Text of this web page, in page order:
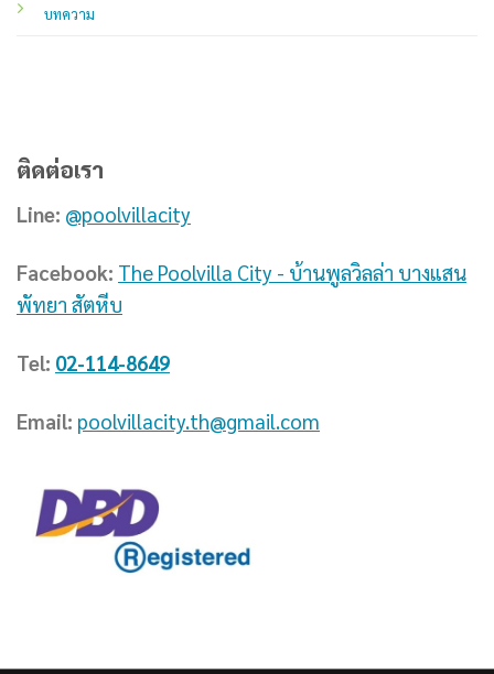
บทความ
ติดต่อเรา
Line: @poolvillacity
Facebook: The Poolvilla City - บ้านพูลวิลล่า บางแสน
พัทยา สัตหีบ
Tel: 02-114-8649
Email: poolvillacity.th@gmail.com